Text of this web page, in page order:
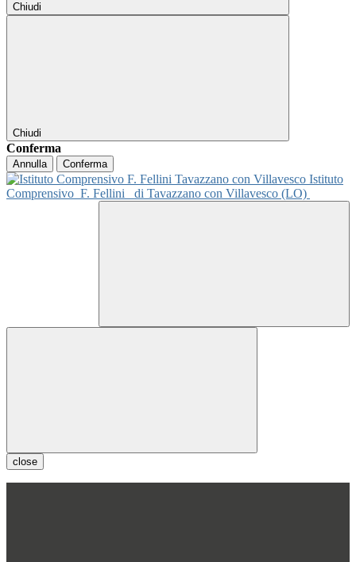
Chiudi
Chiudi
Conferma
Annulla Conferma
Istituto
Comprensivo F. Fellini di Tavazzano con Villavesco (LO)
close